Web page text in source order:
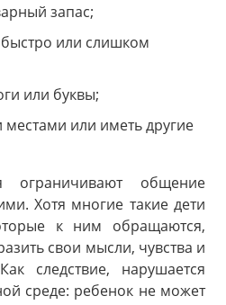
запас;
или слишком
или буквы;
местами или иметь другие
ограничивают общение
Хотя многие такие дети
к ним обращаются,
свои мысли, чувства и
следствие, нарушается
среде: ребенок не может